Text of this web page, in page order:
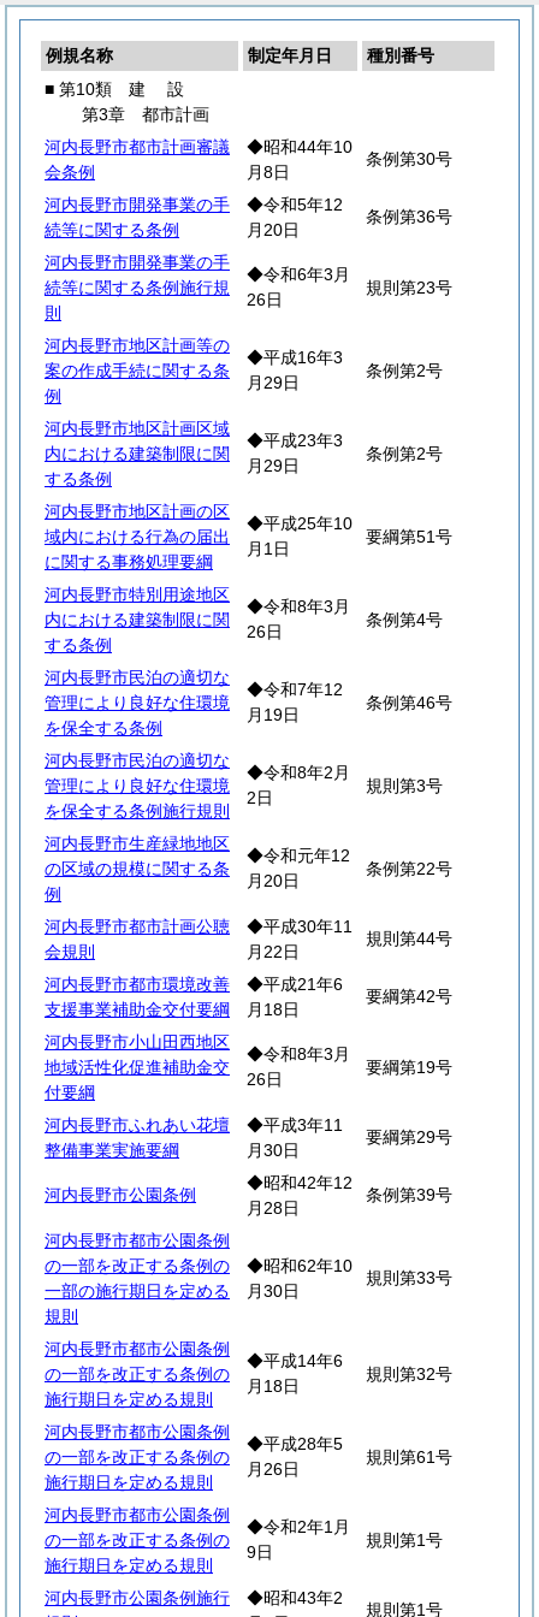
例規名称 制定年月日
種別番号
■ 第10類 建 設
第3章 都市計画
河内長野市都市計画審議
会条例
◆昭和44年10
月8日
条例第30号
河内長野市開発事業の手
続等に関する条例
◆令和5年12
月20日
条例第36号
河内長野市開発事業の手
続等に関する条例施行規
則
◆令和6年3月
26日
規則第23号
河内長野市地区計画等の
案の作成手続に関する条
例
◆平成16年3
月29日
条例第2号
河内長野市地区計画区域
内における建築制限に関
する条例
◆平成23年3
月29日
条例第2号
河内長野市地区計画の区
域内における行為の届出
に関する事務処理要綱
◆平成25年10
月1日
要綱第51号
河内長野市特別用途地区
内における建築制限に関
する条例
◆令和8年3月
26日
条例第4号
河内長野市民泊の適切な
管理により良好な住環境
を保全する条例
◆令和7年12
月19日
条例第46号
河内長野市民泊の適切な
管理により良好な住環境
を保全する条例施行規則
◆令和8年2月
2日
規則第3号
河内長野市生産緑地地区
の区域の規模に関する条
例
◆令和元年12
月20日
条例第22号
河内長野市都市計画公聴
会規則
◆平成30年11
月22日
規則第44号
河内長野市都市環境改善
支援事業補助金交付要綱
◆平成21年6
月18日
要綱第42号
河内長野市小山田西地区
地域活性化促進補助金交
付要綱
◆令和8年3月
26日
要綱第19号
河内長野市ふれあい花壇
整備事業実施要綱
◆平成3年11
月30日
要綱第29号
河内長野市公園条例
◆昭和42年12
月28日
条例第39号
河内長野市都市公園条例
の一部を改正する条例の
一部の施行期日を定める
規則
◆昭和62年10
月30日
規則第33号
河内長野市都市公園条例
の一部を改正する条例の
施行期日を定める規則
◆平成14年6
月18日
規則第32号
河内長野市都市公園条例
の一部を改正する条例の
施行期日を定める規則
◆平成28年5
月26日
規則第61号
河内長野市都市公園条例
の一部を改正する条例の
施行期日を定める規則
◆令和2年1月
9日
規則第1号
河内長野市公園条例施行
◆昭和43年2
規則第1号